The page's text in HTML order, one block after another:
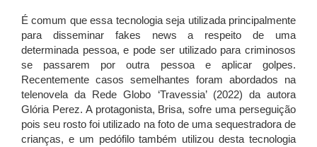
É comum que essa tecnologia seja utilizada principalmente
para disseminar fakes news a respeito de uma
determinada pessoa, e pode ser utilizado para criminosos
se passarem por outra pessoa e aplicar golpes.
Recentemente casos semelhantes foram abordados na
telenovela da Rede Globo ‘Travessia’ (2022) da autora
Glória Perez. A protagonista, Brisa, sofre uma perseguição
pois seu rosto foi utilizado na foto de uma sequestradora de
crianças, e um pedófilo também utilizou desta tecnologia